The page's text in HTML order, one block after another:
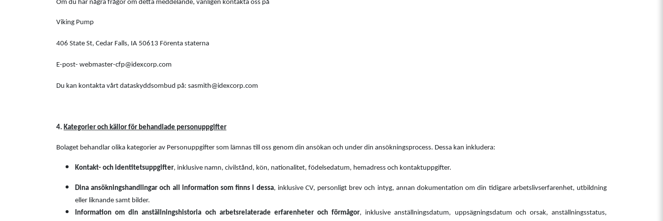
Om du har några frågor om detta meddelande, vänligen kontakta oss på
Viking Pump
406 State St, Cedar Falls, IA 50613 Förenta staterna
E-post- webmaster-cfp@idexcorp.com
Du kan kontakta vårt dataskyddsombud på: sasmith@idexcorp.com
4. Kategorier och källor för behandlade personuppgifter
Bolaget behandlar olika kategorier av Personuppgifter som lämnas till oss genom din ansökan och under din ansökningsprocess. Dessa kan inkludera:
Kontakt- och identitetsuppgifter, inklusive namn, civilstånd, kön, nationalitet, födelsedatum, hemadress och kontaktuppgifter.
Dina ansökningshandlingar och all information som finns i dessa, inklusive CV, personligt brev och intyg, annan dokumentation om din tidigare arbetslivserfarenhet, utbildning
eller liknande samt bilder.
Information om din anställningshistoria och arbetsrelaterade erfarenheter och förmågor, inklusive anställningsdatum, uppsägningsdatum och orsak, anställningsstatus,